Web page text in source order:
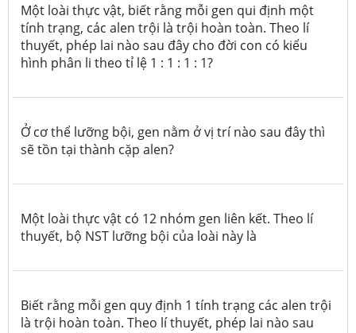
Một loài thực vật, biết rằng mỗi gen qui định một
tính trạng, các alen trội là trội hoàn toàn. Theo lí
thuyết, phép lai nào sau đây cho đời con có kiểu
hình phân li theo tỉ lệ 1 : 1 : 1 : 1?
Ở cơ thể lưỡng bội, gen nằm ở vị trí nào sau đây thì
sẽ tồn tại thành cặp alen?
Một loài thực vật có 12 nhóm gen liên kết. Theo lí
thuyết, bộ NST lưỡng bội của loài này là
Biết rằng mỗi gen quy định 1 tính trạng các alen trội
là trội hoàn toàn. Theo lí thuyết, phép lai nào sau